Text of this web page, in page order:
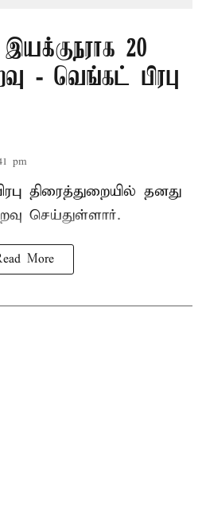
20
- வெங்கட் பிரபு
pm
திரைத்துறையில் தனது
செய்துள்ளார்.
More